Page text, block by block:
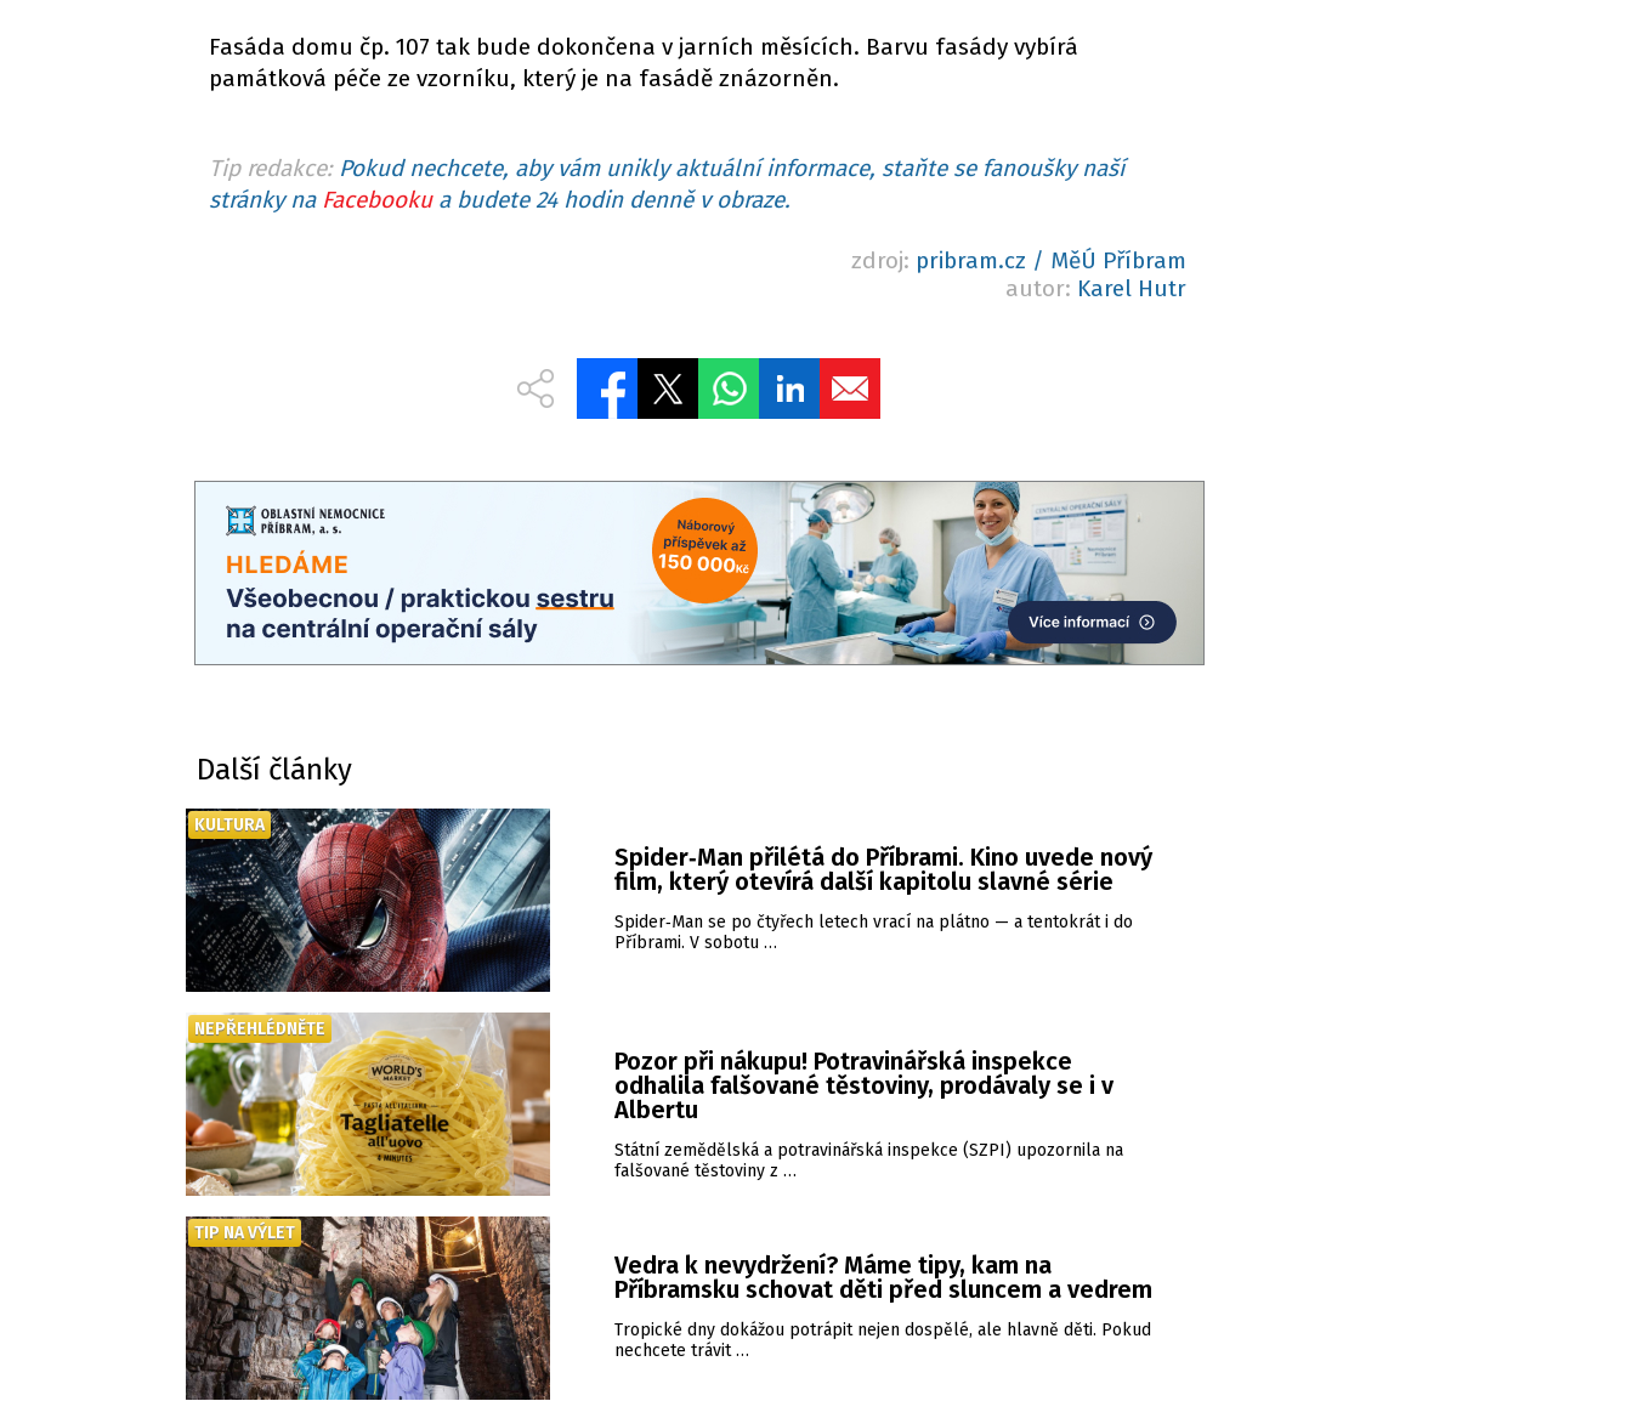
Fasáda domu čp. 107 tak bude dokončena v jarních měsících. Barvu fasády vybírá
památková péče ze vzorníku, který je na fasádě znázorněn.
Tip redakce: Pokud nechcete, aby vám unikly aktuální informace, staňte se fanoušky naší
stránky na Facebookua budete 24 hodin denně v obraze.
zdroj: pribram.cz / MěÚ Příbram
autor: Karel Hutr
Další články
Spider‑Man přilétá do Příbrami. Kino uvede nový
film, který otevírá další kapitolu slavné série
Spider‑Man se po čtyřech letech vrací na plátno — a tentokrát i do
Příbrami. V sobotu …
KULTURA
Pozor při nákupu! Potravinářská inspekce
odhalila falšované těstoviny, prodávaly se i v
Albertu
Státní zemědělská a potravinářská inspekce (SZPI) upozornila na
falšované těstoviny z …
NEPŘEHLÉDNĚTE
Vedra k nevydržení? Máme tipy, kam na
Příbramsku schovat děti před sluncem a vedrem
Tropické dny dokážou potrápit nejen dospělé, ale hlavně děti. Pokud
nechcete trávit …
TIP NA VÝLET